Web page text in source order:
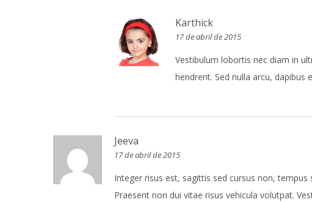
Karthick
17 de abril de 2015
Vestibulum lobortis nec diam in
hendrerit. Sed nulla arcu,
Jeeva
17 de abril de 2015
Integer risus est, sagittis sed cursus non,
Praesent non dui vitae risus vehicula volutpat.